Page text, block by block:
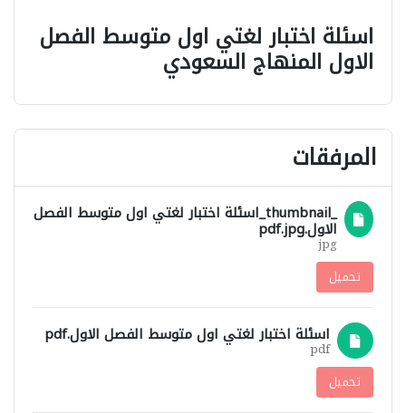
اسئلة اختبار لغتي اول متوسط الفصل
الاول المنهاج السعودي
المرفقات
_thumbnail_اسئلة اختبار لغتي اول متوسط الفصل
الاول.pdf.jpg
jpg
تحميل
اسئلة اختبار لغتي اول متوسط الفصل الاول.pdf
pdf
تحميل